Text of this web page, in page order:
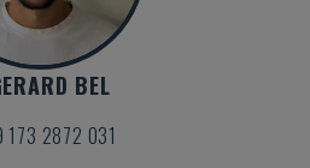
BEL
173 2872 031